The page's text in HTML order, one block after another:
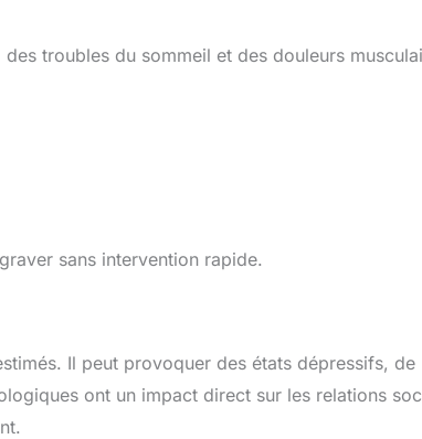
troubles du sommeil et des douleurs
sans intervention rapide.
Il peut provoquer des états dépressifs, de
ont un impact direct sur les relations